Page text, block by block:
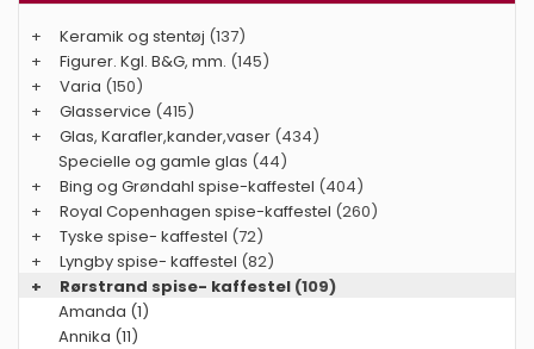
+ Keramik og stentøj (137)
+
Figurer. Kgl. B&G, mm. (145)
+
Varia (150)
+
Glasservice (415)
+
Glas, Karafler,kander,vaser (434)
Specielle og gamle glas (44)
+
Bing og Grøndahl spise-kaffestel (404)
+
Royal Copenhagen spise-kaffestel (260)
+
Tyske spise- kaffestel (72)
+
Lyngby spise- kaffestel (82)
+
Rørstrand spise- kaffestel (109)
Amanda (1)
Annika (11)